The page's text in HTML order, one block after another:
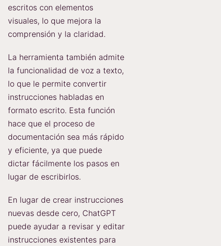
escritos con elementos
visuales, lo que mejora la
comprensión y la claridad.
La herramienta también admite
la funcionalidad de voz a texto,
lo que le permite convertir
instrucciones habladas en
formato escrito. Esta función
hace que el proceso de
documentación sea más rápido
y eficiente, ya que puede
dictar fácilmente los pasos en
lugar de escribirlos.
En lugar de crear instrucciones
nuevas desde cero, ChatGPT
puede ayudar a revisar y editar
instrucciones existentes para